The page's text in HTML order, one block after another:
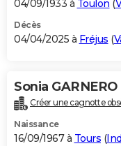
04/09/1933 à Toulon (
Décès
04/04/2025 à Fréjus (
Sonia GARNERO
Créer une cagnotte
Naissance
16/09/1967 à Tours (